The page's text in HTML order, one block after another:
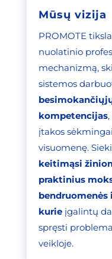
Mūsų vizija
PROMOTE
nuolatinio
mechanizmą,
sistemos
kompetencijas
įtakos
visuomenę.
keitimąsi
praktinius
kurie įgalintų
spręsti
veikloje.